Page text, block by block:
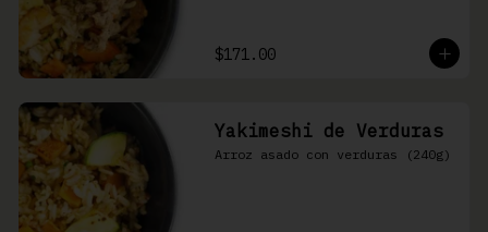
$171.00
Yakimeshi de Verduras
Arroz asado con verduras (240g)